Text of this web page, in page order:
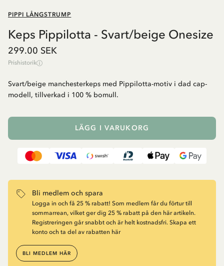
PIPPI LÅNGSTRUMP
Keps Pippilotta - Svart/beige Onesize
299.00 SEK
Prishistorik
Svart/beige manchesterkeps med Pippilotta-motiv i dad cap-
modell, tillverkad i 100 % bomull.
LÄGG I VARUKORG
Bli medlem och spara
Logga in och få 25 % rabatt! Som medlem får du förtur till
sommarrean, vilket ger dig 25 % rabatt på den här artikeln.
Registreringen går snabbt och är helt kostnadsfri. Skapa ett
konto och ta del av rabatten här
BLI MEDLEM HÄR